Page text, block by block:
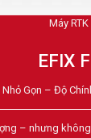
Máy RTK
EFIX
Nhỏ Gọn – Độ
– nhưng